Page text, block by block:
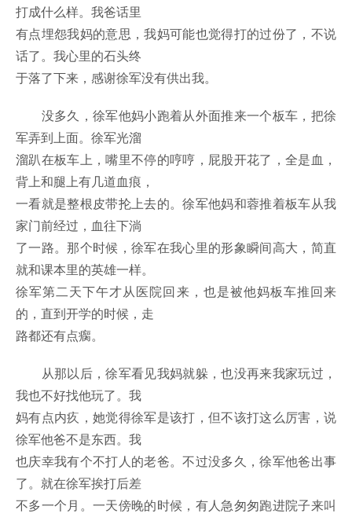
打成什么样。我爸话里
有点埋怨我妈的意思，我妈可能也觉得打的过份了，不说
话了。我心里的石头终
于落了下来，感谢徐军没有供出我。
没多久，徐军他妈小跑着从外面推来一个板车，把徐
军弄到上面。徐军光溜
溜趴在板车上，嘴里不停的哼哼，屁股开花了，全是血，
背上和腿上有几道血痕，
一看就是整根皮带抡上去的。徐军他妈和蓉推着板车从我
家门前经过，血往下淌
了一路。那个时候，徐军在我心里的形象瞬间高大，简直
就和课本里的英雄一样。
徐军第二天下午才从医院回来，也是被他妈板车推回来
的，直到开学的时候，走
路都还有点瘸。
从那以后，徐军看见我妈就躲，也没再来我家玩过，
我也不好找他玩了。我
妈有点内疚，她觉得徐军是该打，但不该打这么厉害，说
徐军他爸不是东西。我
也庆幸我有个不打人的老爸。不过没多久，徐军他爸出事
了。就在徐军挨打后差
不多一个月。一天傍晚的时候，有人急匆匆跑进院子来叫